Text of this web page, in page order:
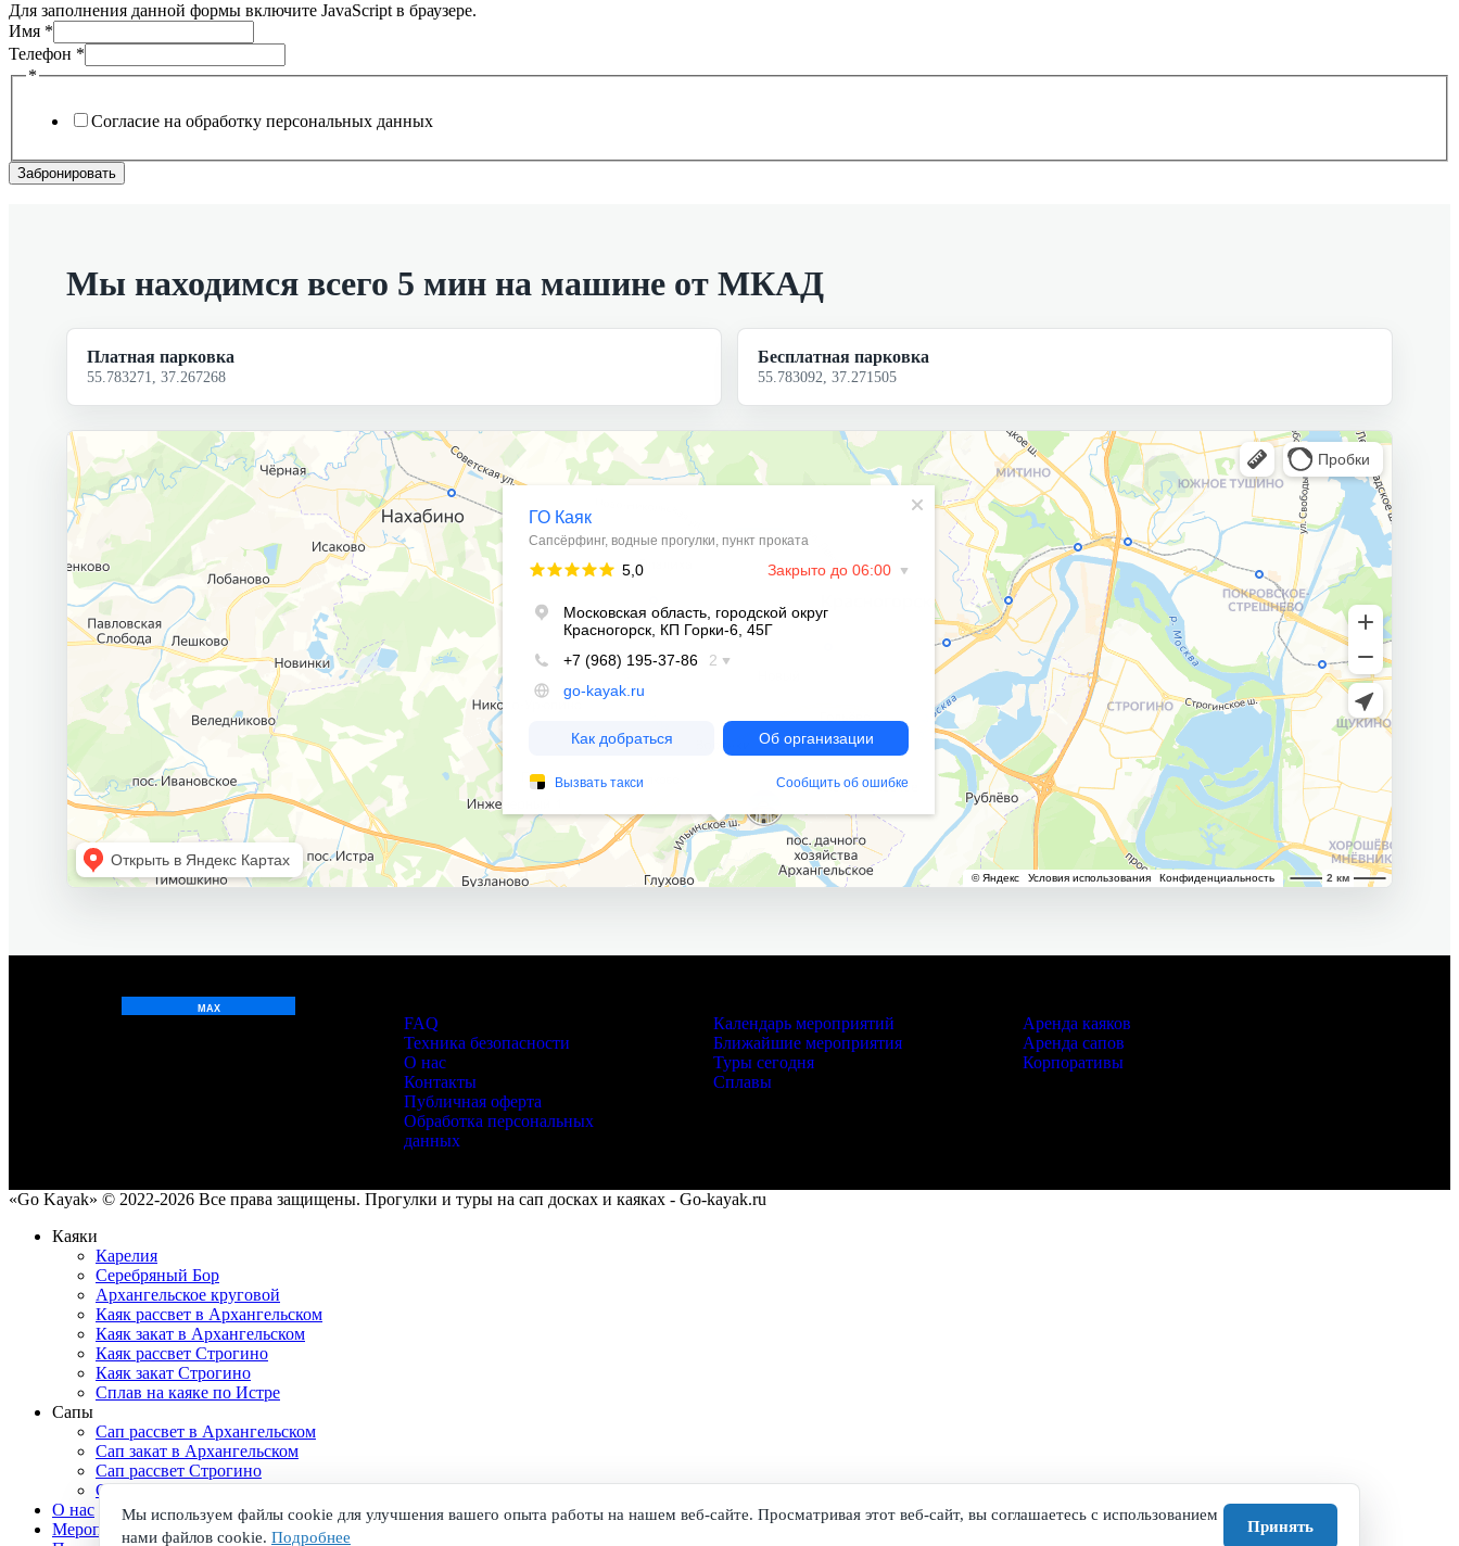
Для заполнения данной формы включите JavaScript в браузере.
Имя *
Телефон *
*
Согласие на обработку персональных данных
Забронировать
Мы находимся всего 5 мин на машине от МКАД
Платная парковка
55.783271, 37.267268
Бесплатная парковка
55.783092, 37.271505
FAQ
Техника безопасности
О нас
Контакты
Публичная оферта
Обработка персональных
данных
Календарь мероприятий
Ближайшие мероприятия
Туры сегодня
Сплавы
Аренда каяков
Аренда сапов
Корпоративы
«Go Kayak» © 2022-2026 Все права защищены. Прогулки и туры на сап досках и каяках - Go-kayak.ru
Каяки
Карелия
Серебряный Бор
Архангельское круговой
Каяк рассвет в Архангельском
Каяк закат в Архангельском
Каяк рассвет Строгино
Каяк закат Строгино
Сплав на каяке по Истре
Сапы
Сап рассвет в Архангельском
Сап закат в Архангельском
Сап рассвет Строгино
Сап закат Строгино
О нас
Мероприятия
Мы используем файлы cookie для улучшения вашего опыта работы на нашем веб-сайте. Просматривая этот веб-сайт, вы соглашаетесь с использованием
нами файлов cookie. Подробнее
Принять